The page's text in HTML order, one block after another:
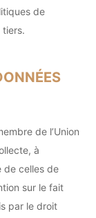
de
tiers.
de l’Union
à
de celles de
sur le fait
par le droit